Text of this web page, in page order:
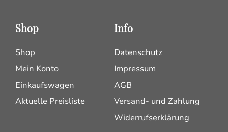
Shop
Shop
Mein Konto
Einkaufswagen
Aktuelle Preisliste
Info
Datenschutz
Impressum
AGB
Versand- und Zahlung
Widerrufserklärung